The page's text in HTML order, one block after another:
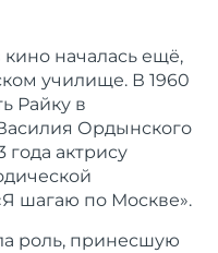
началась ещё,
училище. В 1960
Райку в
Ордынского
года актрису
шагаю по Москве».
роль, принесшую